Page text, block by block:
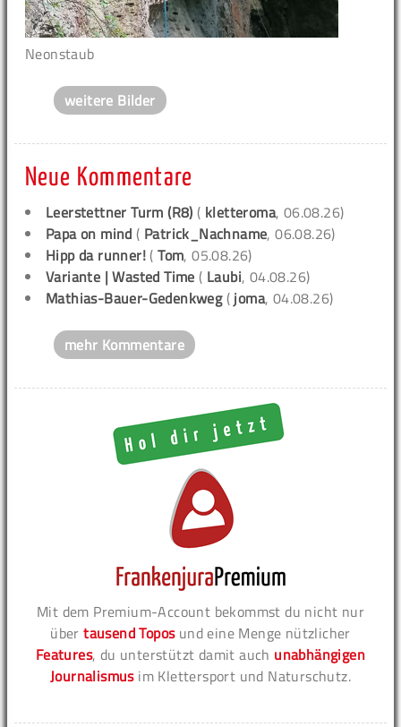
Neonstaub
weitere Bilder
Neue Kommentare
Leerstettner Turm (R8) ( kletteroma, 06.08.26)
Papa on mind ( Patrick_Nachname, 06.08.26)
Hipp da runner! (Tom, 05.08.26)
Variante | Wasted Time ( Laubi, 04.08.26)
Mathias-Bauer-Gedenkweg( joma, 04.08.26)
mehr Kommentare
Mit dem Premium-Account bekommst du nicht nur
übertausend Toposund eine Menge nützlicher
Features, du unterstützt damit auch unabhängigen
Journalismusim Klettersport und Naturschutz.